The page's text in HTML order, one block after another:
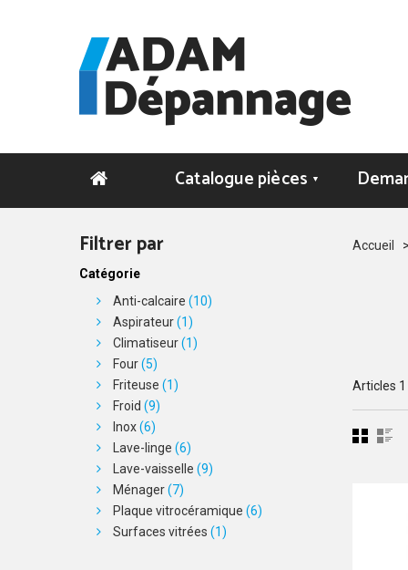
Catalogue pièces ▼
Accueil
Articles 1
Filtrer par
Catégorie
Anti-calcaire (10)
Aspirateur(1)
Climatiseur(1)
Four(5)
Friteuse (1)
Froid (9)
Inox(6)
Lave-linge (6)
Lave-vaisselle (9)
Ménager(7)
Plaque vitrocéramique (6)
Surfaces vitrées (1)